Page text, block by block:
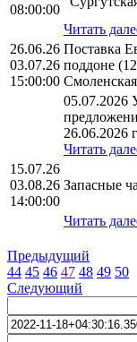
08:00:00
Читать
26.06.26
03.07.26
15:00:00
Поставка
поддоне
05.07.2026
26.06.2026
Читать
15.07.26
03.08.26
14:00:00
Запасные
Читать
Предыдущий
44 45 46 47 48 49 50
Следующий